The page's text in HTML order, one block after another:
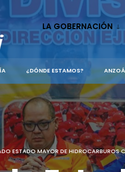
LA GOBERNACIÓN
¿DÓNDE ESTAMOS?
ESTADO MAYOR DE HIDROCARBUROS